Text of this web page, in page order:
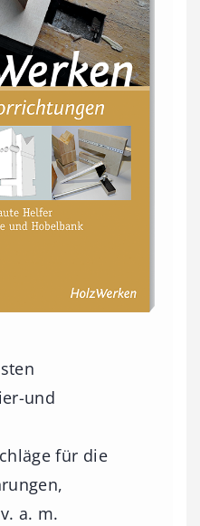
und
für die
a. m.